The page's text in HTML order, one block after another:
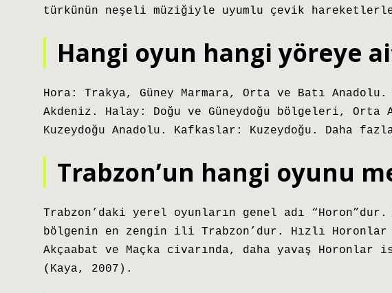
türkünün neşeli müziğiyle uyumlu çevik hareketlerle
Hangi oyun hangi yöreye
Hora: Trakya, Güney Marmara, Orta ve Batı
Akdeniz. Halay: Doğu ve Güneydoğu bölgeleri, Orta
Kuzeydoğu Anadolu. Kafkaslar: Kuzeydoğu. Daha
Trabzon’un hangi oyunu
Trabzon’daki yerel oyunların genel adı “Horon”dur.
bölgenin en zengin ili Trabzon’dur. Hızlı
Akçaabat ve Maçka civarında, daha yavaş Horonlar
(Kaya, 2007).